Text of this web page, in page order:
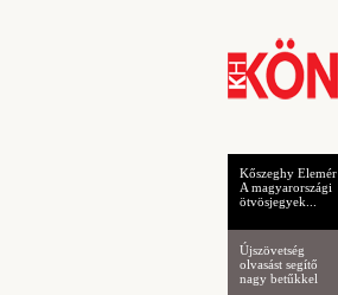
Kőszeghy Elemér
A magyarországi
ötvösjegyek...
Újszövetség
olvasást segítő
nagy betűkkel